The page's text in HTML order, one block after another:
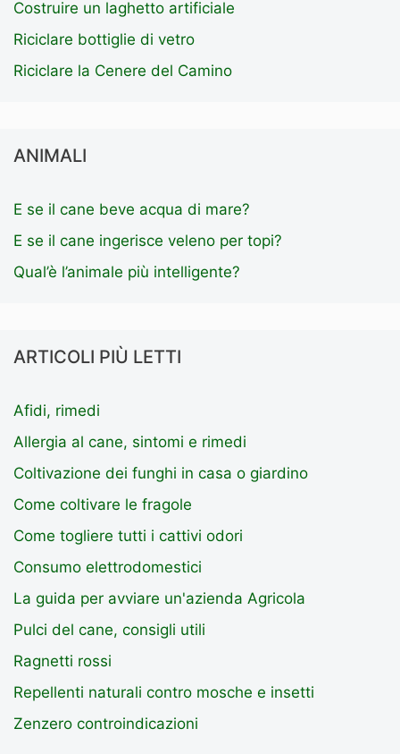
Costruire un laghetto artificiale
Riciclare bottiglie di vetro
Riciclare la Cenere del Camino
ANIMALI
E se il cane beve acqua di mare?
E se il cane ingerisce veleno per topi?
Qual’è l’animale più intelligente?
ARTICOLI PIÙ LETTI
Afidi, rimedi
Allergia al cane, sintomi e rimedi
Coltivazione dei funghi in casa o giardino
Come coltivare le fragole
Come togliere tutti i cattivi odori
Consumo elettrodomestici
La guida per avviare un'azienda Agricola
Pulci del cane, consigli utili
Ragnetti rossi
Repellenti naturali contro mosche e insetti
Zenzero controindicazioni